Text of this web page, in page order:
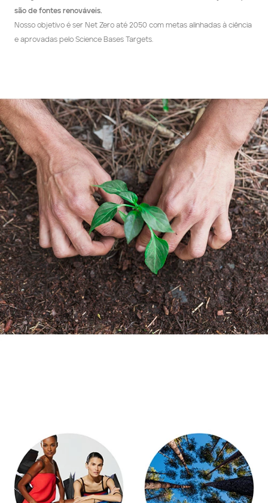
são de fontes renováveis.
Nosso objetivo é ser Net Zero até 2050 com metas alinhadas à ciência
e aprovadas pelo Science Bases Targets.